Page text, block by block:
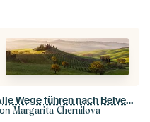
Alle Wege führen nach Belvedere
Margarita Chernilova